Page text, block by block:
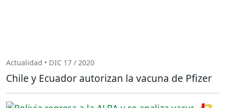
Actualidad • DIC 17 / 2020
Chile y Ecuador autorizan la vacuna de Pfizer